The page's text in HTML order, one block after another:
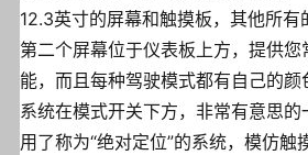
12.3英寸的屏幕和触摸板，其他所有
第二个屏幕位于仪表板上方，提供您
能，而且每种驾驶模式都有自己的颜
系统在模式开关下方，非常有意思
用了称为“绝对定位”的系统，模仿触